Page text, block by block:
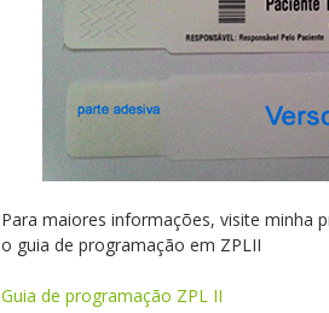
Para maiores informações, visite minha
o guia de programação em ZPLII
Guia de programação ZPL II